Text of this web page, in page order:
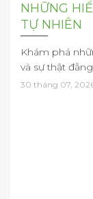
NHỮNG
TỰ NHIÊN
Khám phá
và sự thật
30 tháng 07,